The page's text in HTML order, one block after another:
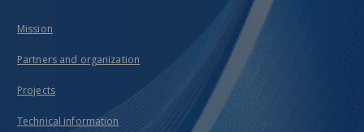
Mission
Partners and organization
Projects
Technical information